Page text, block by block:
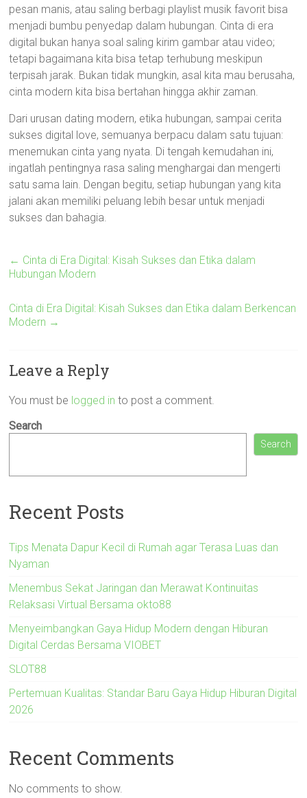
pesan manis, atau saling berbagi playlist musik favorit bisa
menjadi bumbu penyedap dalam hubungan. Cinta di era
digital bukan hanya soal saling kirim gambar atau video;
tetapi bagaimana kita bisa tetap terhubung meskipun
terpisah jarak. Bukan tidak mungkin, asal kita mau berusaha,
cinta modern kita bisa bertahan hingga akhir zaman.
Dari urusan dating modern, etika hubungan, sampai cerita
sukses digital love, semuanya berpacu dalam satu tujuan:
menemukan cinta yang nyata. Di tengah kemudahan ini,
ingatlah pentingnya rasa saling menghargai dan mengerti
satu sama lain. Dengan begitu, setiap hubungan yang kita
jalani akan memiliki peluang lebih besar untuk menjadi
sukses dan bahagia.
← Cinta di Era Digital: Kisah Sukses dan Etika dalam
Hubungan Modern
Cinta di Era Digital: Kisah Sukses dan Etika dalam Berkencan
Modern →
Leave a Reply
You must be logged in to post a comment.
Search
Search
Recent Posts
Tips Menata Dapur Kecil di Rumah agar Terasa Luas dan
Nyaman
Menembus Sekat Jaringan dan Merawat Kontinuitas
Relaksasi Virtual Bersama okto88
Menyeimbangkan Gaya Hidup Modern dengan Hiburan
Digital Cerdas Bersama VIOBET
SLOT88
Pertemuan Kualitas: Standar Baru Gaya Hidup Hiburan Digital
2026
Recent Comments
No comments to show.